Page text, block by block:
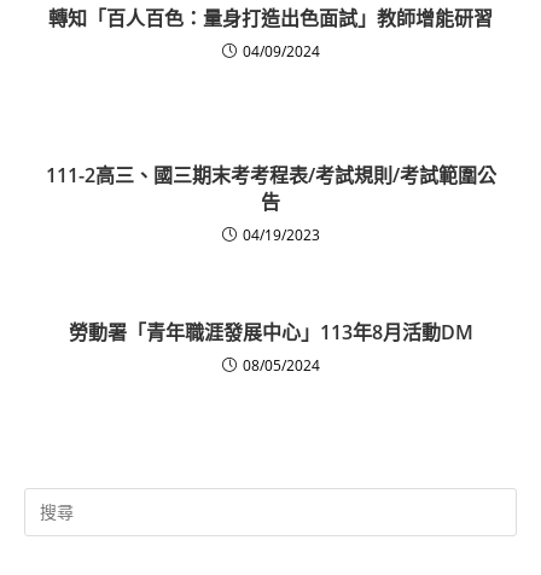
轉知「百人百色：量身打造出色面試」教師增能研習
04/09/2024
111-2高三、國三期末考考程表/考試規則/考試範圍公
告
04/19/2023
勞動署「青年職涯發展中心」113年8月活動DM
08/05/2024
Search
for: